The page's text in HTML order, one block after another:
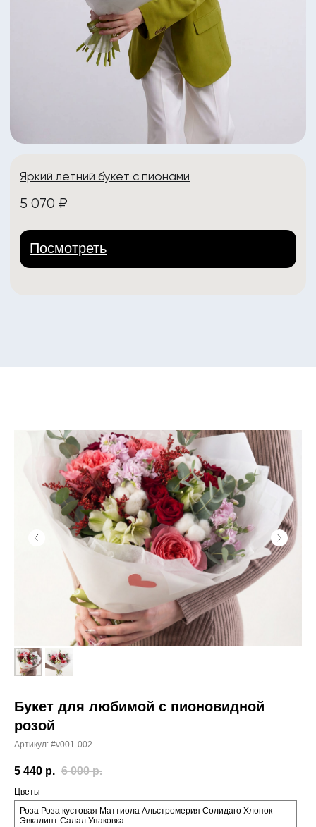
Букет для любимой с пионовидной
розой
Артикул: #v001-002
5 440 р. 6 000 р.
Цветы
Роза Роза кустовая Маттиола Альстромерия Солидаго Хлопок
Эвкалипт Салал Упаковка
Политика конфиденциальности